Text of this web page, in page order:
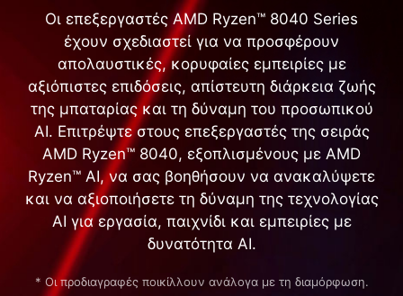
Οι επεξεργαστές AMD Ryzen™ 8040 Series
έχουν σχεδιαστεί για να προσφέρουν
απολαυστικές, κορυφαίες εμπειρίες με
αξιόπιστες επιδόσεις, απίστευτη διάρκεια ζωής
της μπαταρίας και τη δύναμη του προσωπικού
AI. Επιτρέψτε στους επεξεργαστές της σειράς
AMD Ryzen™ 8040, εξοπλισμένους με AMD
Ryzen™ AI, να σας βοηθήσουν να ανακαλύψετε
και να αξιοποιήσετε τη δύναμη της τεχνολογίας
AI για εργασία, παιχνίδι και εμπειρίες με
δυνατότητα AI.
* Οι προδιαγραφές ποικίλλουν ανάλογα με τη διαμόρφωση.